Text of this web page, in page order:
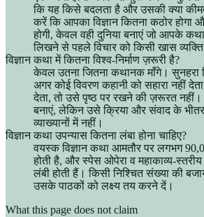
कि यह किसे बदलता है और उसकी क्या
करें कि आपका विज्ञान कितना कठोर होगा
होगी, केवल वही दुनिया बनाएं जो आपके
लिखने से पहले विचार को किसी खास
विज्ञान कथा में कितना विश्व-निर्माण ज़रूरी है?
केवल उतना जितना कथानक माँगे।
अगर कोई विवरण कहानी को सहारा नहीं
देता, तो उसे पृष्ठ पर रखने की ज़रूरत
बनाएं, लेकिन उसे क्रिया और संवाद के
व्याख्यानों में नहीं।
विज्ञान कथा उपन्यास कितना लंबा होना चाहिए?
वयस्क विज्ञान कथा आमतौर पर लगभग
होती है, और स्पेस ओपेरा व महाकाव्य-
लंबी होती हैं। किसी निश्चित संख्या की
उसके पाठकों को लक्ष्य तय करने दें।
What this page does not claim